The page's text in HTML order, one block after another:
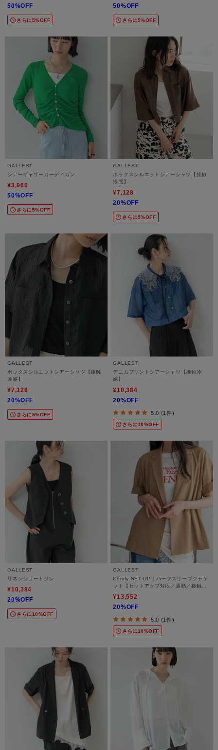
50%OFF
さらに5%OFF
50%OFF
さらに5%OFF
GALLEST
シアーギャザーカーディガン
¥3,960
50%OFF
さらに5%OFF
GALLEST
ボックスシルエットシアーシャツ【接触
冷感】
¥7,128
20%OFF
さらに5%OFF
GALLEST
ボックスシルエットシアーシャツ【接触
冷感】
¥7,128
20%OFF
さらに5%OFF
GALLEST
デニムプリントシアーシャツ【接触冷
感】
¥10,384
20%OFF
5.0 (1件)
さらに10%OFF
GALLEST
リネンショートジレ
¥10,384
20%OFF
さらに10%OFF
GALLEST
Comfy SET UP｜ハーフスリーブジャケ
ット【セットアップ対応／通勤／接触冷
¥13,552
20%OFF
5.0 (1件)
さらに10%OFF